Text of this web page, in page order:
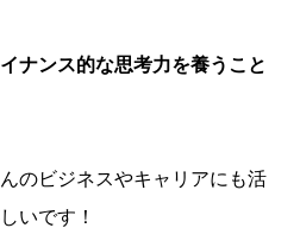
ナンス的な思考力を養うこと
のビジネスやキャリアにも活
いです！